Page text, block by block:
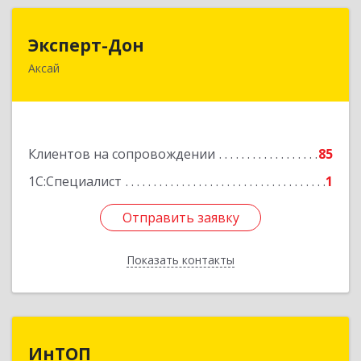
Эксперт-Дон
Аксай
Клиентов на сопровождении
85
1С:Специалист
1
Отправить заявку
Показать контакты
346720, Ростовская обл, Аксай г, Буденного ул,
Отправить заявку
Назад
ИнТОП